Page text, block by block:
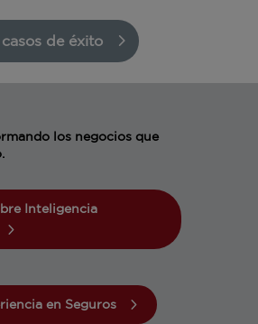
de éxito
los negocios que
Inteligencia
en Seguros